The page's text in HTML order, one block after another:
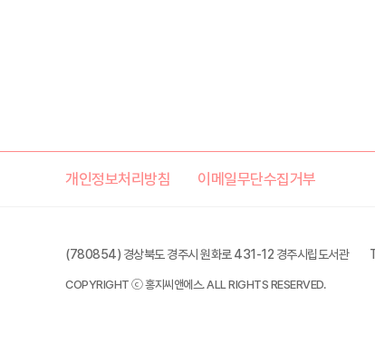
개인정보처리방침 이메일무단수집거부
(780854) 경상북도 경주시 원화로 431-12 경주시립도서관
COPYRIGHT ⓒ 홍지씨앤에스. ALL RIGHTS RESERVED.